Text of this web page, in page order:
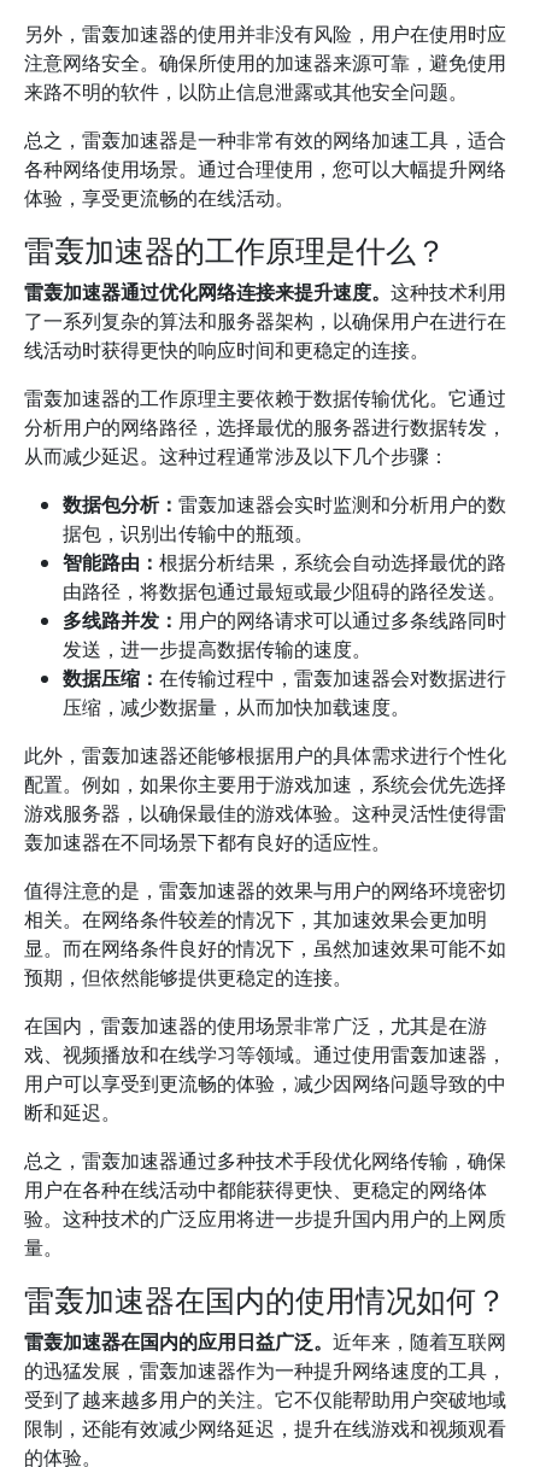
另外，雷轰加速器的使用并非没有风险，用户在使用时应
注意网络安全。确保所使用的加速器来源可靠，避免使用
来路不明的软件，以防止信息泄露或其他安全问题。
总之，雷轰加速器是一种非常有效的网络加速工具，适合
各种网络使用场景。通过合理使用，您可以大幅提升网络
体验，享受更流畅的在线活动。
雷轰加速器的工作原理是什么？
雷轰加速器通过优化网络连接来提升速度。 这种技术利用
了一系列复杂的算法和服务器架构，以确保用户在进行在
线活动时获得更快的响应时间和更稳定的连接。
雷轰加速器的工作原理主要依赖于数据传输优化。它通过
分析用户的网络路径，选择最优的服务器进行数据转发，
从而减少延迟。这种过程通常涉及以下几个步骤：
数据包分析： 雷轰加速器会实时监测和分析用户的数
据包，识别出传输中的瓶颈。
智能路由： 根据分析结果，系统会自动选择最优的路
由路径，将数据包通过最短或最少阻碍的路径发送。
多线路并发： 用户的网络请求可以通过多条线路同时
发送，进一步提高数据传输的速度。
数据压缩： 在传输过程中，雷轰加速器会对数据进行
压缩，减少数据量，从而加快加载速度。
此外，雷轰加速器还能够根据用户的具体需求进行个性化
配置。例如，如果你主要用于游戏加速，系统会优先选择
游戏服务器，以确保最佳的游戏体验。这种灵活性使得雷
轰加速器在不同场景下都有良好的适应性。
值得注意的是，雷轰加速器的效果与用户的网络环境密切
相关。在网络条件较差的情况下，其加速效果会更加明
显。而在网络条件良好的情况下，虽然加速效果可能不如
预期，但依然能够提供更稳定的连接。
在国内，雷轰加速器的使用场景非常广泛，尤其是在游
戏、视频播放和在线学习等领域。通过使用雷轰加速器，
用户可以享受到更流畅的体验，减少因网络问题导致的中
断和延迟。
总之，雷轰加速器通过多种技术手段优化网络传输，确保
用户在各种在线活动中都能获得更快、更稳定的网络体
验。这种技术的广泛应用将进一步提升国内用户的上网质
量。
雷轰加速器在国内的使用情况如何？
雷轰加速器在国内的应用日益广泛。 近年来，随着互联网
的迅猛发展，雷轰加速器作为一种提升网络速度的工具，
受到了越来越多用户的关注。它不仅能帮助用户突破地域
限制，还能有效减少网络延迟，提升在线游戏和视频观看
的体验。